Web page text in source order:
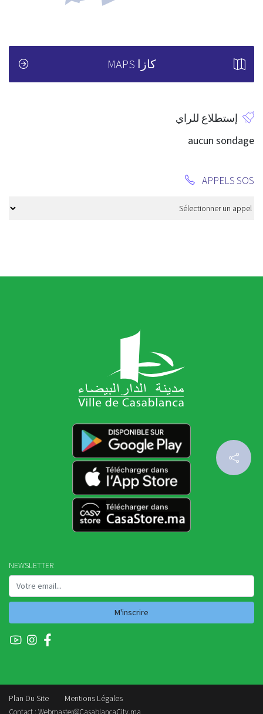
كازا MAPS
إستطلاع للراي
aucun sondage
APPELS SOS
NEWSLETTER
M'inscrire
Plan Du Site Mentions Légales
Contact : Webmaster@CasablancaCity.ma